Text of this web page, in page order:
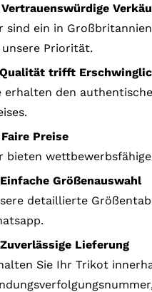
sind ein in
Priorität.
Qualität trifft
erhalten den
Preise
bieten
Größenauswahl
detaillierte
Lieferung
Sie Ihr Trikot